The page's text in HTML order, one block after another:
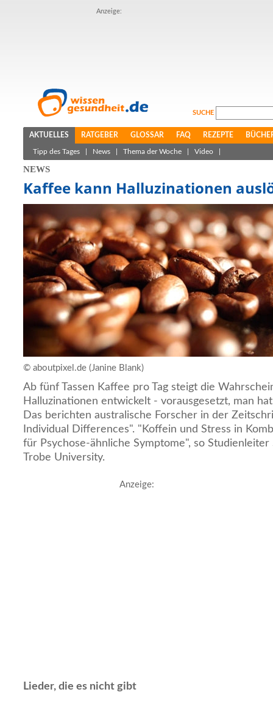
Anzeige:
SUCHE
AKTUELLES RATGEBER GLOSSAR FAQ REZEPTE
Tipp des Tages News Thema der Woche Video
NEWS
Kaffee kann Halluzinationen
© aboutpixel.de (Janine Blank)
Ab fünf Tassen Kaffee pro Tag steigt die
Halluzinationen entwickelt - vorausgesetzt, man
Das berichten australische Forscher in der
Individual Differences". "Koffein und Stress in
für Psychose-ähnliche Symptome", so
Trobe University.
Anzeige:
Lieder, die es nicht gibt